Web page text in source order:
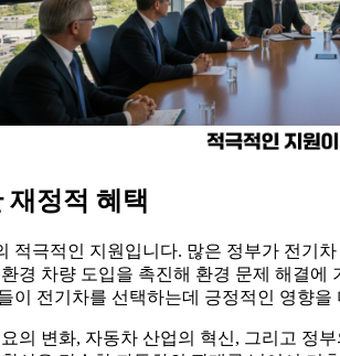
정적 혜택
적극적인 지원입니다. 많은 정부가 전기
경 차량 도입을 촉진해 환경 문제 해결
이 전기차를 선택하는데 긍정적인 영향을
의 변화, 자동차 산업의 혁신, 그리고